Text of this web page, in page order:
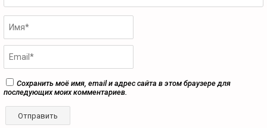
Сохранить моё имя, email и адрес сайта в этом браузере для
последующих моих комментариев.